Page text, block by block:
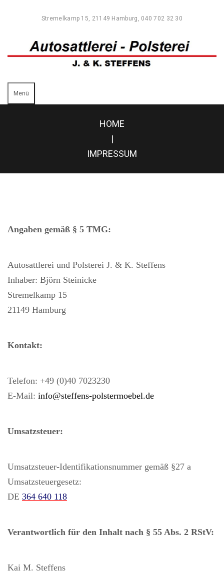
Stremelkamp 15, 21149 Hamburg, 040 702 32 30
Menü
HOME
|
IMPRESSUM
Angaben gemäß § 5 TMG:
Autosattlerei und Polsterei J. & K. Steffens
Inhaber: Björn Steinicke
Stremelkamp 15
21149 Hamburg
Kontakt:
Telefon: +49 (0)40 7023230
E-Mail: info@steffens-polstermoebel.de
Umsatzsteuer:
Umsatzsteuer-Identifikationsnummer gemäß §27 a
Umsatzsteuergesetz:
DE 364 640 118
Verantwortlich für den Inhalt nach § 55 Abs. 2 RStV:
Kai M. Steffens